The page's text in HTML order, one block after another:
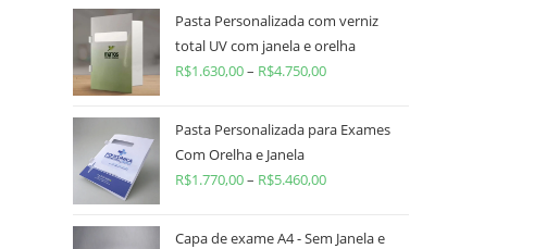
Pasta Personalizada com verniz
total UV com janela e orelha
R$1.630,00– R$4.750,00
Pasta Personalizada para Exames
Com Orelha e Janela
R$1.770,00– R$5.460,00
Capa de exame A4 - Sem Janela e